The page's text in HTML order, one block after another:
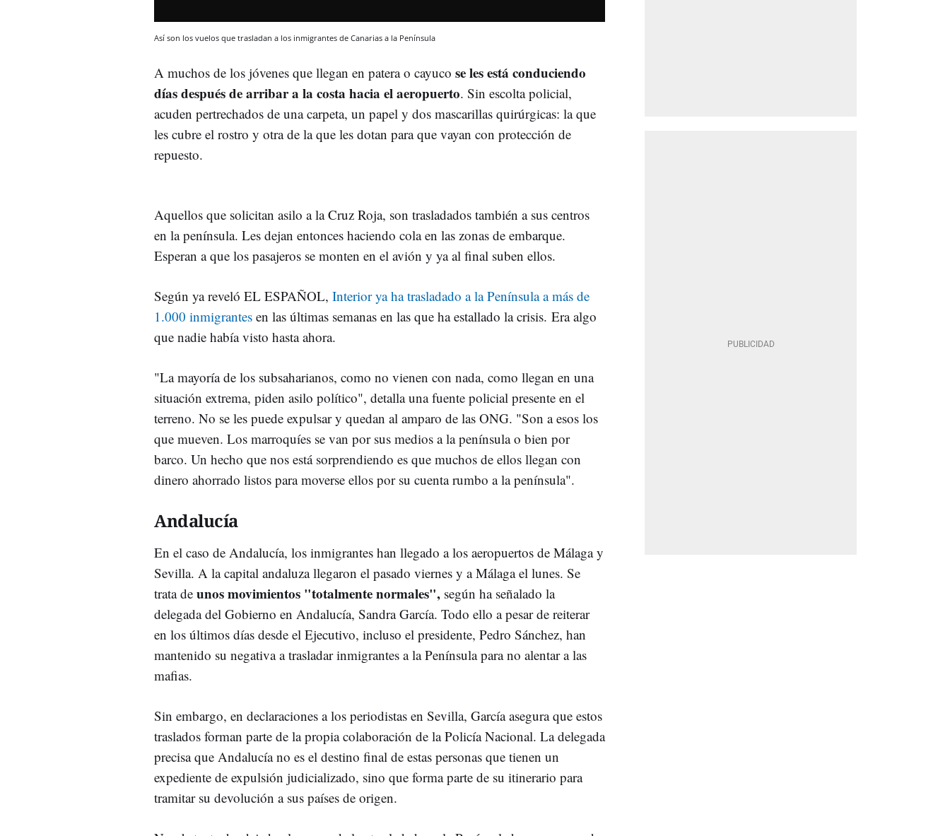
Así son los vuelos que trasladan a los inmigrantes de Canarias a la Península
A muchos de los jóvenes que llegan en patera o cayuco se les está conduciendo
días después de arribar a la costa hacia el aeropuerto. Sin escolta policial,
acuden pertrechados de una carpeta, un papel y dos mascarillas quirúrgicas: la que
les cubre el rostro y otra de la que les dotan para que vayan con protección de
repuesto.
Aquellos que solicitan asilo a la Cruz Roja, son trasladados también a sus centros
en la península. Les dejan entonces haciendo cola en las zonas de embarque.
Esperan a que los pasajeros se monten en el avión y ya al final suben ellos.
Según ya reveló EL ESPAÑOL, Interior ya ha trasladado a la Península a más de
1.000 inmigrantes en las últimas semanas en las que ha estallado la crisis. Era algo
que nadie había visto hasta ahora.
"La mayoría de los subsaharianos, como no vienen con nada, como llegan en una
situación extrema, piden asilo político", detalla una fuente policial presente en el
terreno. No se les puede expulsar y quedan al amparo de las ONG. "Son a esos los
que mueven. Los marroquíes se van por sus medios a la península o bien por
barco. Un hecho que nos está sorprendiendo es que muchos de ellos llegan con
dinero ahorrado listos para moverse ellos por su cuenta rumbo a la península".
Andalucía
En el caso de Andalucía, los inmigrantes han llegado a los aeropuertos de Málaga y
Sevilla. A la capital andaluza llegaron el pasado viernes y a Málaga el lunes. Se
trata de unos movimientos "totalmente normales", según ha señalado la
delegada del Gobierno en Andalucía, Sandra García. Todo ello a pesar de reiterar
en los últimos días desde el Ejecutivo, incluso el presidente, Pedro Sánchez, han
mantenido su negativa a trasladar inmigrantes a la Península para no alentar a las
mafias.
Sin embargo, en declaraciones a los periodistas en Sevilla, García asegura que estos
traslados forman parte de la propia colaboración de la Policía Nacional. La delegada
precisa que Andalucía no es el destino final de estas personas que tienen un
expediente de expulsión judicializado, sino que forma parte de su itinerario para
tramitar su devolución a sus países de origen.